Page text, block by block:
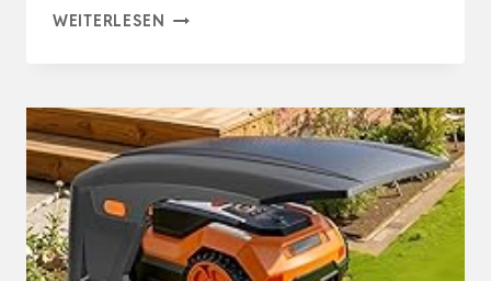
WEITERLESEN DAROMIGO
ÜBERDACHTES
CARPORT
FÜR
MÄHROBOTER
DACH,